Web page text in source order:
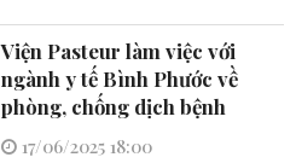
Viện Pasteur làm việc với
ngành y tế Bình Phước về
phòng, chống dịch bệnh
17/06/2025 18:00